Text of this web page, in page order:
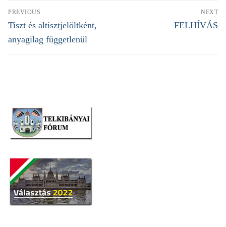
Bejegyzés
navigáció
PREVIOUS
Previous
post:
Tiszt és altisztjelöltként,
anyagilag függetlenül
NEXT
Next
FELHÍVÁS